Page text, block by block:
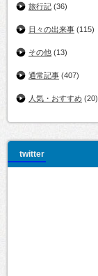
旅行記 (36)
日々の出来事 (115)
その他 (13)
通常記事 (407)
人気・おすすめ (20)
twitter